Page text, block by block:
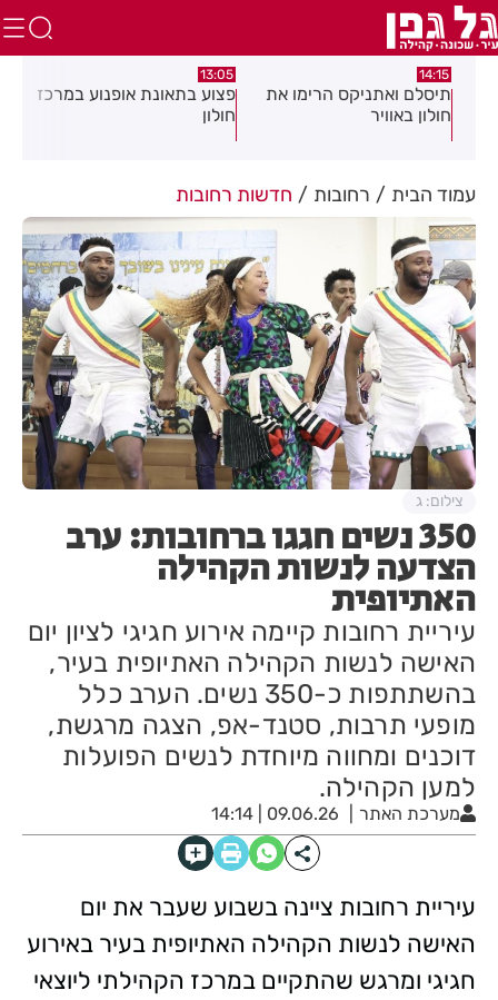
14:15
תיסלם ואתניקס הרימו את
חולון באוויר
13:05
פצוע בתאונת אופנוע במרכז
חולון
עמוד הבית רחובות חדשות רחובות
350 נשים חגגו ברחובות: ערב
הצדעה לנשות הקהילה
האתיופית
עיריית רחובות קיימה אירוע חגיגי לציון יום
האישה לנשות הקהילה האתיופית בעיר,
בהשתתפות כ-350 נשים. הערב כלל
מופעי תרבות, סטנד-אפ, הצגה מרגשת,
דוכנים ומחווה מיוחדת לנשים הפועלות
למען הקהילה.
מערכת האתר 09.06.26 | 14:14
צילום: ג
עיריית רחובות ציינה בשבוע שעבר את יום
האישה לנשות הקהילה האתיופית בעיר באירוע
חגיגי ומרגש שהתקיים במרכז הקהילתי ליוצאי